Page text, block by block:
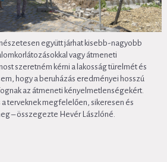
együtt járhat kisebb-nagyobb
vagy átmeneti
szeretném kérni a lakosság türelmét és
hogy a beruházás eredményei hosszú
az átmeneti kényelmetlenségekért.
a terveknek megfelelően, sikeresen és
– összegezte Hevér Lászlóné.